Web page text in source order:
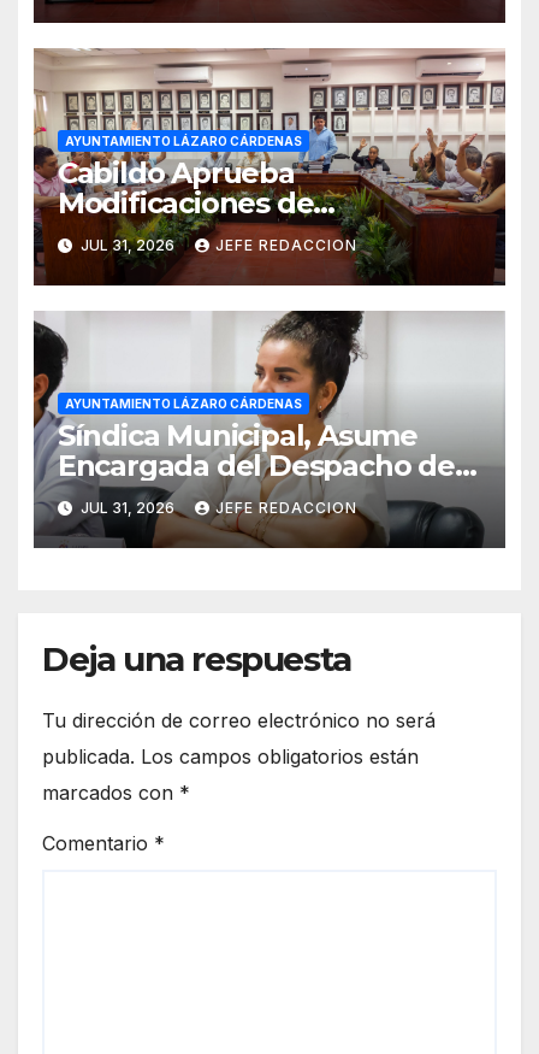
AYUNTAMIENTO LÁZARO CÁRDENAS
Cabildo Aprueba
Modificaciones de
Presupuesto en CAPALAC
JUL 31, 2026 JEFE REDACCION
AYUNTAMIENTO LÁZARO CÁRDENAS
Síndica Municipal, Asume
Encargada del Despacho de
Presidencia
JUL 31, 2026 JEFE REDACCION
Deja una respuesta
Tu dirección de correo electrónico no será
publicada. Los campos obligatorios están
marcados con *
Comentario *